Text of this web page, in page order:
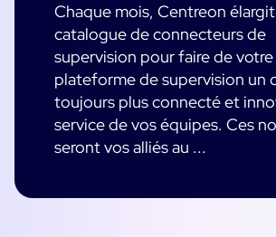
Chaque mois, Centreon
catalogue de connecteurs de
supervision pour faire de votre
plateforme de supervision un
toujours plus connecté et
service de vos équipes. Ces
seront vos alliés au ...